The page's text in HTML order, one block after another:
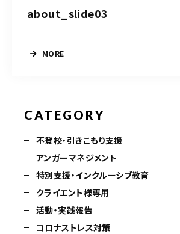
about_slide03
MORE
CATEGORY
不登校・引きこもり支援
アンガーマネジメント
特別支援・インクルーシブ教育
クライエント様専用
活動・実践報告
コロナストレス対策
ご予約はこちら